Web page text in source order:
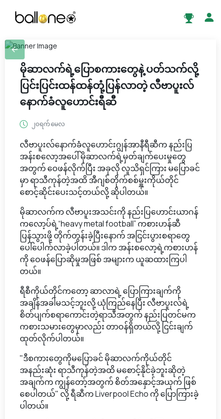
မိုဆာလက်ရဲ့ပြောစကားတွေနဲ့ ပတ်သက်လို့
ပြင်းပြင်းထန်ထန်တုံ့ပြန်လာတဲ့ လီဗာပူးလ်
နောက်ခံလူဟောင်းရီဆီ
၂၀ရက် မေလ
လီဗာပူးလ်နောက်ခံလူဟောင်းဂျွန်အာနီရီဆီက နည်းပြ
အန်းစလော့အပေါ် မိုဆာလက်ရဲ့မှတ်ချက်ပေးမှုတွေ
အတွက် ဝေဖန်လိုက်ပြီး အခုလို လူသိရှင်ကြား မပြောခင်
မှာ ရာသီကုန်တဲ့အထိ အီဂျစ်တိုက်စစ်မှူးကိုယ်တိုင်
စောင့်ဆိုင်းပေးသင့်တယ်လို့ ဆိုပါတယ်။
မိုဆာလက်က လီဗာပူးအသင်းကို နည်းပြဟောင်းယာဂန်
ကလော့ပ်ရဲ့“heavy metal football” ကစားဟန်ဆီ
ပြန်သွားဖို့ တိုက်တွန်းခဲ့ပြီးနောက် အငြင်းပွားစရာတွေ
ပေါ်ပေါက်လာခဲ့ပါတယ်။ ဒါက အန်းစလော့ရဲ့ကစားဟန်
ကို ဝေဖန်ပြောဆိုမှုအဖြစ် အများက ယူဆထားကြပါ
တယ်။
ရီစီကိုယ်တိုင်ကတော့ ဆာလာရဲ့ ပြောကြားချက်ကို
အချိန်အခါမသင့်ဘူးလို့ ယုံကြည်နေပြီး လီဗာပူးလ်ရဲ့
စိတ်ပျက်စရာကောင်းတဲ့ရာသီအတွက် နည်းပြတင်မက
ကစားသမားတွေမှာလည်း တာဝန်ရှိတယ်လို့ ငြင်းချက်
ထုတ်လိုက်ပါတယ်။
"ဒီစကားတွေကိုမပြောခင် မိုဆာလက်ကိုယ်တိုင်
အနည်းဆုံး ရာသီကုန်တဲ့အထိ မစောင့်နိုင်ခဲ့ဘူးဆိုတဲ့
အချက်က ကျွန်တော့်အတွက် စိတ်အနှောင့်အယှက် ဖြစ်
စေပါတယ်" လို့ ရီဆီက Liverpool Echo ကို ပြောကြားခဲ့
ပါတယ်။